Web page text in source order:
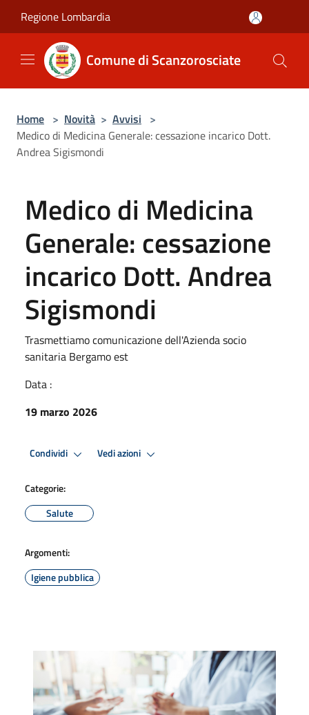
Regione Lombardia
Comune di Scanzorosciate
Home > Novità > Avvisi >
Medico di Medicina Generale: cessazione incarico Dott.
Andrea Sigismondi
Medico di Medicina
Generale: cessazione
incarico Dott. Andrea
Sigismondi
Trasmettiamo comunicazione dell'Azienda socio
sanitaria Bergamo est
Data :
19 marzo 2026
Condividi Vedi azioni
Categorie:
Salute
Argomenti:
Igiene pubblica